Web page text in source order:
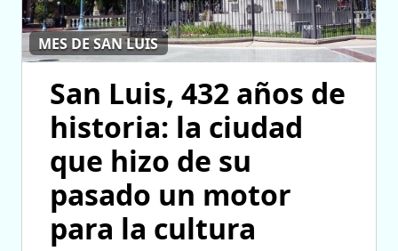
MES DE SAN LUIS
San Luis, 432 años de
historia: la ciudad
que hizo de su
pasado un motor
para la cultura